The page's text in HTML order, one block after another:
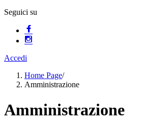
Seguici su
Accedi
Home Page/
Amministrazione
Amministrazione